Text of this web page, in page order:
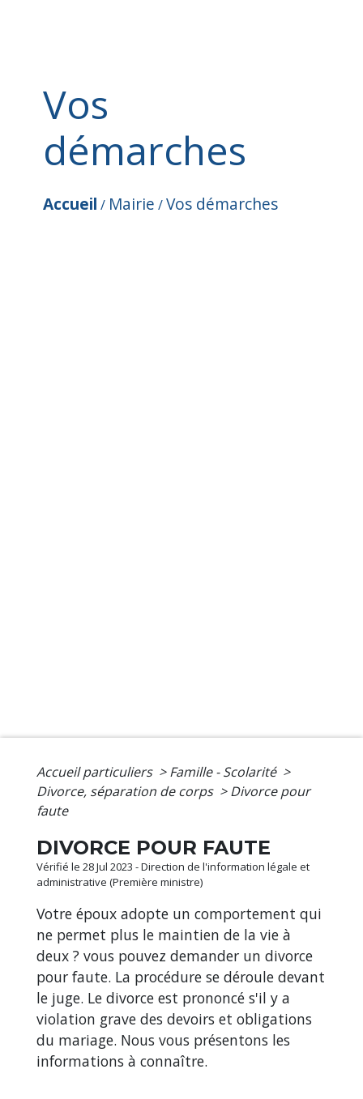
Vos
démarches
Accueil / Mairie /Vos démarches
Accueil particuliers > Famille - Scolarité >
Divorce, séparation de corps > Divorce pour
faute
DIVORCE POUR FAUTE
Vérifié le 28 Jul 2023 - Direction de l'information légale et
administrative (Première ministre)
Votre époux adopte un comportement qui
ne permet plus le maintien de la vie à
deux ? vous pouvez demander un divorce
pour faute. La procédure se déroule devant
le juge. Le divorce est prononcé s'il y a
violation grave des devoirs et obligations
du mariage. Nous vous présentons les
informations à connaître.